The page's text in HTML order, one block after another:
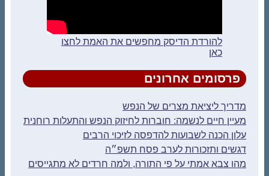
להורדת הדיסק מחפשים את האמת לחצו
כאן
פרסומים אחרונים
מדריך ליציאת מצרים של הנפש
מעיין חיים לנשמה: חוברות לחיזוק הנפש והתעלות רוחנית
עלון הכנה לשבועות להדפסה לזיכוי הרבים
דגשים ותזכורות לערב פסח תשפ״ה
מהו צבא אמתי על פי התורה, ולמה חרדים לא מתגייסים